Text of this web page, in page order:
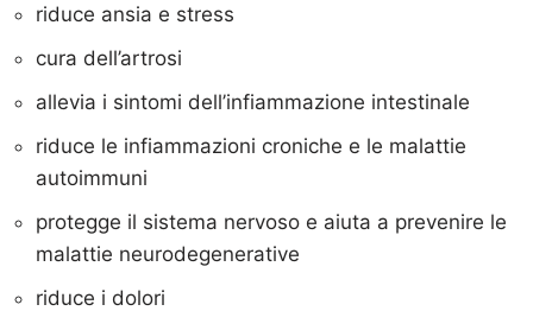
riduce ansia e stress
cura dell’artrosi
allevia i sintomi dell’infiammazione intestinale
riduce le infiammazioni croniche e le malattie
autoimmuni
protegge il sistema nervoso e aiuta a prevenire le
malattie neurodegenerative
riduce i dolori